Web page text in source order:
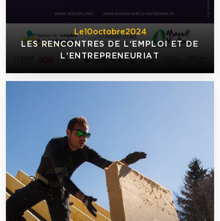
Le10octobre2024
LES RENCONTRES DE L'EMPLOI ET DE
L'ENTREPRENEURIAT